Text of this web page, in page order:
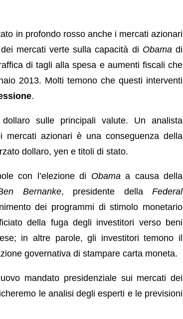
in profondo rosso anche i mercati azionari
mercati verte sulla capacità di Obamadi
di tagli alla spesa e aumenti fiscali che
2013. Molti temono che questi interventi
.
sulle principali valute. Un analista
azionari è una conseguenza della
dollaro, yen e titoli di stato.
con l’elezione di Obamaa causa della
Bernanke, presidente della Federal
dei programmi di stimolo monetario
della fuga degli investitori verso beni
in altre parole, gli investitori temono il
governativa di stampare carta moneta.
mandato presidenziale sui mercati dei
le analisi degli esperti e le previsioni